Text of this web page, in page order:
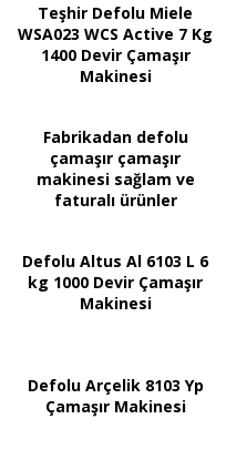
Teşhir Defolu Miele
WSA023 WCS Active 7 Kg
1400 Devir Çamaşır
Makinesi
Fabrikadan defolu
çamaşır çamaşır
makinesi sağlam ve
faturalı ürünler
Defolu Altus Al 6103 L 6
kg 1000 Devir Çamaşır
Makinesi
Defolu Arçelik 8103 Yp
Çamaşır Makinesi